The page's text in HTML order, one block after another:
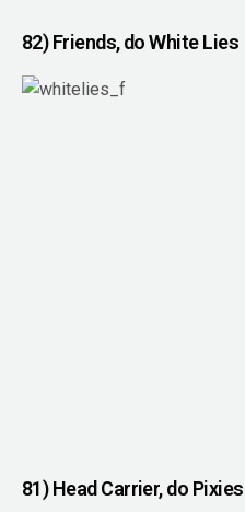
82) Friends, do White Lies
81) Head Carrier, do Pixies